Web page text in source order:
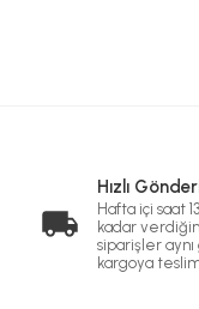
Hızlı
Hafta içi saat
kadar
siparişler aynı
kargoya